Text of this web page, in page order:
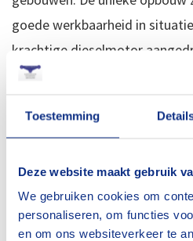
Toestemming
Deze website maakt gebruik
We gebruiken cookies om
personaliseren, om functies
en om ons websiteverkeer te
goede werkbaarheid in
krachtige dieselmotor
hun mannetje, niet alleen
nog een gebouwd om te
mastbewegingen noodzakelijk
eigenschap van deze machine
van wel 4 meter breed!